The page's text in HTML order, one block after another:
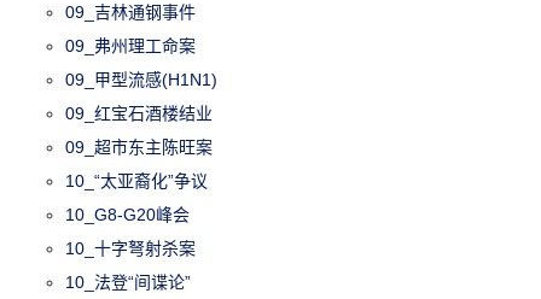
09_吉林通钢事件
09_弗州理工命案
09_甲型流感(H1N1)
09_红宝石酒楼结业
09_超市东主陈旺案
10_“太亚裔化”争议
10_G8-G20峰会
10_十字弩射杀案
10_法登“间谍论”